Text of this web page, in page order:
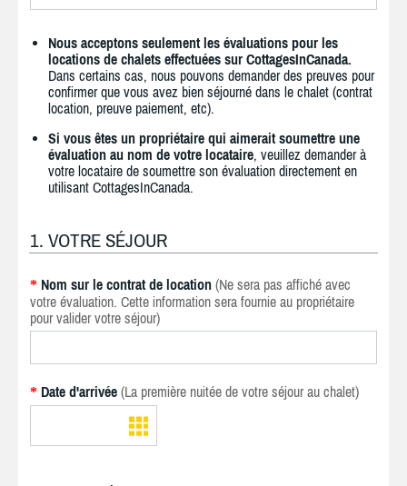
Nous acceptons seulement les évaluations pour les
locations de chalets effectuées sur CottagesInCanada.
Dans certains cas, nous pouvons demander des preuves pour
confirmer que vous avez bien séjourné dans le chalet (contrat
location, preuve paiement, etc).
Si vous êtes un propriétaire qui aimerait soumettre une
évaluation au nom de votre locataire, veuillez demander à
votre locataire de soumettre son évaluation directement en
utilisant CottagesInCanada.
1. VOTRE SÉJOUR
* Nom sur le contrat de location (Ne sera pas affiché avec
votre évaluation. Cette information sera fournie au propriétaire
pour valider votre séjour)
* Date d'arrivée (La première nuitée de votre séjour au chalet)